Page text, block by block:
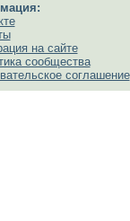
на сайте
сообщества
соглашение